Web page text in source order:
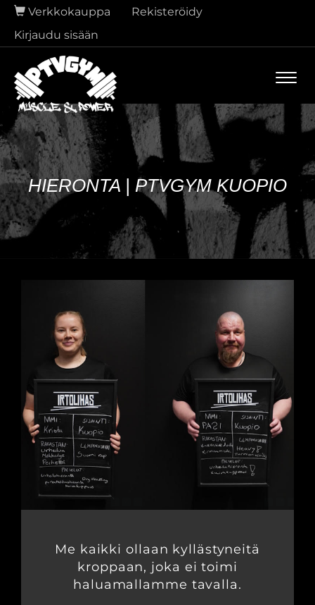
Verkkokauppa
Rekisteröidy
Kirjaudu sisään
HIERONTA | PTVGYM KUOPIO
Me kaikki ollaan kyllästyneitä
kroppaan, joka ei toimi
haluamallamme tavalla.